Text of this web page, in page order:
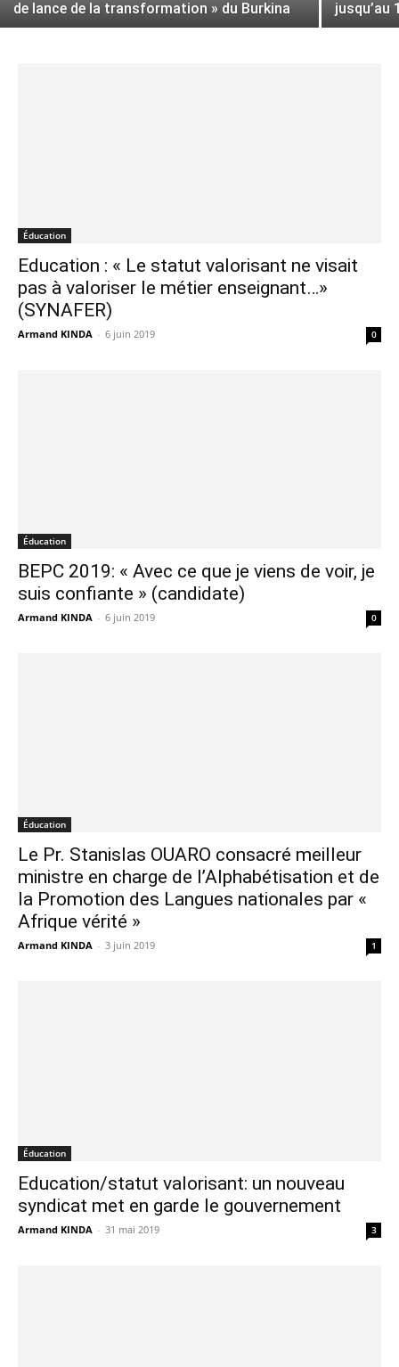
de lance de la transformation » du Burkina
jusqu’au
Éducation
Education : « Le statut valorisant ne visait
pas à valoriser le métier enseignant…»
(SYNAFER)
Armand KINDA - 6 juin 2019 0
Éducation
BEPC 2019: « Avec ce que je viens de voir, je
suis confiante » (candidate)
Armand KINDA - 6 juin 2019 0
Éducation
Le Pr. Stanislas OUARO consacré meilleur
ministre en charge de l’Alphabétisation et de
la Promotion des Langues nationales par «
Afrique vérité »
Armand KINDA - 3 juin 2019 1
Éducation
Education/statut valorisant: un nouveau
syndicat met en garde le gouvernement
Armand KINDA - 31 mai 2019 3